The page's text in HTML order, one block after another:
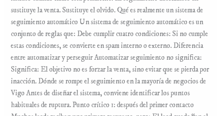
sustituye la venta. Sustituye el olvido. Qué es realmente un sistema de
seguimiento automático Un sistema de seguimiento automático es un
conjunto de reglas que: Debe cumplir cuatro condiciones: Si no cumple
estas condiciones, se convierte en spam interno o externo. Diferencia
entre automatizar y perseguir Automatizar seguimiento no significa:
Significa: El objetivo no es forzar la venta, sino evitar que se pierda por
inacción. Dónde se rompe el seguimiento en la mayoría de negocios de
Vigo Antes de diseñar el sistema, conviene identificar los puntos
habituales de ruptura. Punto crítico 1: después del primer contacto